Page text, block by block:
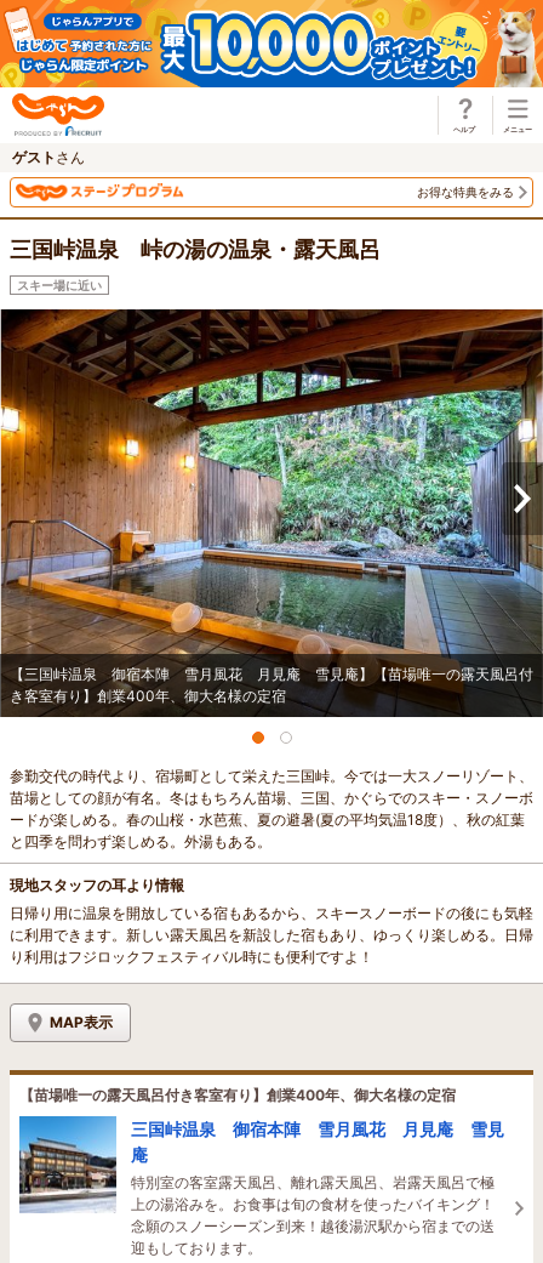
ゲスト さん
お得な特典をみる
三国峠温泉 峠の湯の温泉・露天風呂
スキー場に近い
【三国峠温泉 御宿本陣 雪月風花 月見庵 雪見庵】【苗場唯一の露天風呂付
き客室有り】創業400年、御大名様の定宿
参勤交代の時代より、宿場町として栄えた三国峠。今では一大スノーリゾート、
苗場としての顔が有名。冬はもちろん苗場、三国、かぐらでのスキー・スノーボ
ードが楽しめる。春の山桜・水芭蕉、夏の避暑(夏の平均気温18度）、秋の紅葉
と四季を問わず楽しめる。外湯もある。
現地スタッフの耳より情報
日帰り用に温泉を開放している宿もあるから、スキースノーボードの後にも気軽
に利用できます。新しい露天風呂を新設した宿もあり、ゆっくり楽しめる。日帰
り利用はフジロックフェスティバル時にも便利ですよ！
MAP表示
【苗場唯一の露天風呂付き客室有り】創業400年、御大名様の定宿
三国峠温泉 御宿本陣 雪月風花 月見庵 雪見
庵
特別室の客室露天風呂、離れ露天風呂、岩露天風呂で極
上の湯浴みを。お食事は旬の食材を使ったバイキング！
念願のスノーシーズン到来！越後湯沢駅から宿までの送
迎もしております。